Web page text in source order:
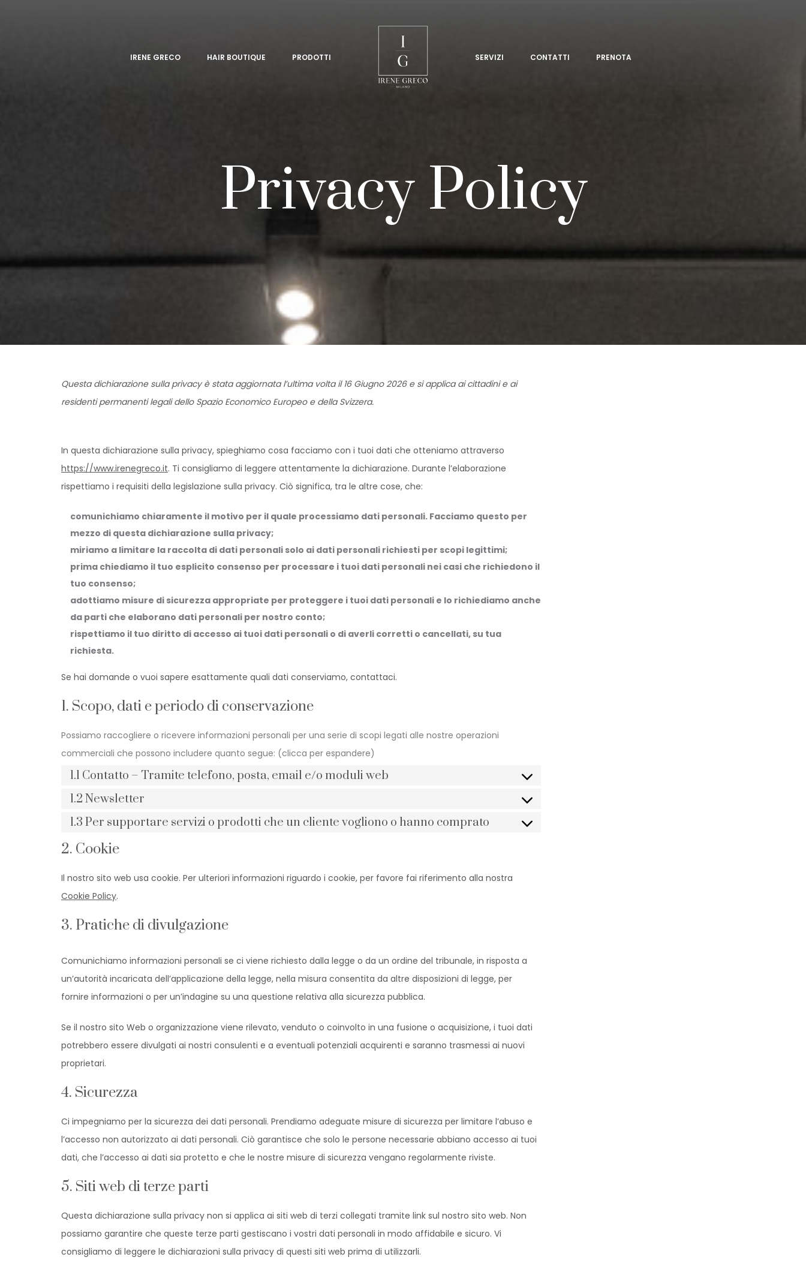
IRENE GRECO HAIR BOUTIQUE PRODOTTI SERVIZI CONTATTI PRENOTA
Privacy Policy
Questa dichiarazione sulla privacy è stata aggiornata l’ultima volta il 16 Giugno 2026 e si applica ai cittadini e ai
residenti permanenti legali dello Spazio Economico Europeo e della Svizzera.
In questa dichiarazione sulla privacy, spieghiamo cosa facciamo con i tuoi dati che otteniamo attraverso
https://www.irenegreco.it. Ti consigliamo di leggere attentamente la dichiarazione. Durante l’elaborazione
rispettiamo i requisiti della legislazione sulla privacy. Ciò significa, tra le altre cose, che:
comunichiamo chiaramente il motivo per il quale processiamo dati personali. Facciamo questo per
mezzo di questa dichiarazione sulla privacy;
miriamo a limitare la raccolta di dati personali solo ai dati personali richiesti per scopi legittimi;
prima chiediamo il tuo esplicito consenso per processare i tuoi dati personali nei casi che richiedono il
tuo consenso;
adottiamo misure di sicurezza appropriate per proteggere i tuoi dati personali e lo richiediamo anche
da parti che elaborano dati personali per nostro conto;
rispettiamo il tuo diritto di accesso ai tuoi dati personali o di averli corretti o cancellati, su tua
richiesta.
Se hai domande o vuoi sapere esattamente quali dati conserviamo, contattaci.
1. Scopo, dati e periodo di conservazione
Possiamo raccogliere o ricevere informazioni personali per una serie di scopi legati alle nostre operazioni
commerciali che possono includere quanto segue: (clicca per espandere)
1.1 Contatto – Tramite telefono, posta, email e/o moduli web
1.2 Newsletter
1.3 Per supportare servizi o prodotti che un cliente vogliono o hanno comprato
2. Cookie
Il nostro sito web usa cookie. Per ulteriori informazioni riguardo i cookie, per favore fai riferimento alla nostra
Cookie Policy.
3. Pratiche di divulgazione
Comunichiamo informazioni personali se ci viene richiesto dalla legge o da un ordine del tribunale, in risposta a
un’autorità incaricata dell’applicazione della legge, nella misura consentita da altre disposizioni di legge, per
fornire informazioni o per un’indagine su una questione relativa alla sicurezza pubblica.
Se il nostro sito Web o organizzazione viene rilevato, venduto o coinvolto in una fusione o acquisizione, i tuoi dati
potrebbero essere divulgati ai nostri consulenti e a eventuali potenziali acquirenti e saranno trasmessi ai nuovi
proprietari.
4. Sicurezza
Ci impegniamo per la sicurezza dei dati personali. Prendiamo adeguate misure di sicurezza per limitare l’abuso e
l’accesso non autorizzato ai dati personali. Ciò garantisce che solo le persone necessarie abbiano accesso ai tuoi
dati, che l’accesso ai dati sia protetto e che le nostre misure di sicurezza vengano regolarmente riviste.
5. Siti web di terze parti
Questa dichiarazione sulla privacy non si applica ai siti web di terzi collegati tramite link sul nostro sito web. Non
possiamo garantire che queste terze parti gestiscano i vostri dati personali in modo affidabile e sicuro. Vi
consigliamo di leggere le dichiarazioni sulla privacy di questi siti web prima di utilizzarli.